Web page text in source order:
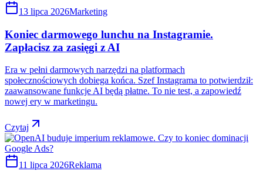
13 lipca 2026Marketing
Koniec darmowego lunchu na Instagramie.
Zapłacisz za zasięgi z AI
Era w pełni darmowych narzędzi na platformach
społecznościowych dobiega końca. Szef Instagrama to potwierdził:
zaawansowane funkcje AI będą płatne. To nie test, a zapowiedź
nowej ery w marketingu.
Czytaj
11 lipca 2026Reklama